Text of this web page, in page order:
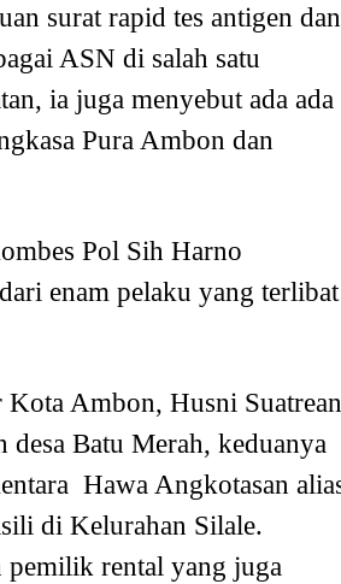
surat rapid tes antigen dan
ASN di salah satu
ia juga menyebut ada ada
Pura Ambon dan
Pol Sih Harno
enam pelaku yang terlibat
Ambon, Husni Suatrean
Batu Merah, keduanya
Hawa Angkotasan
di Kelurahan Silale.
rental yang juga